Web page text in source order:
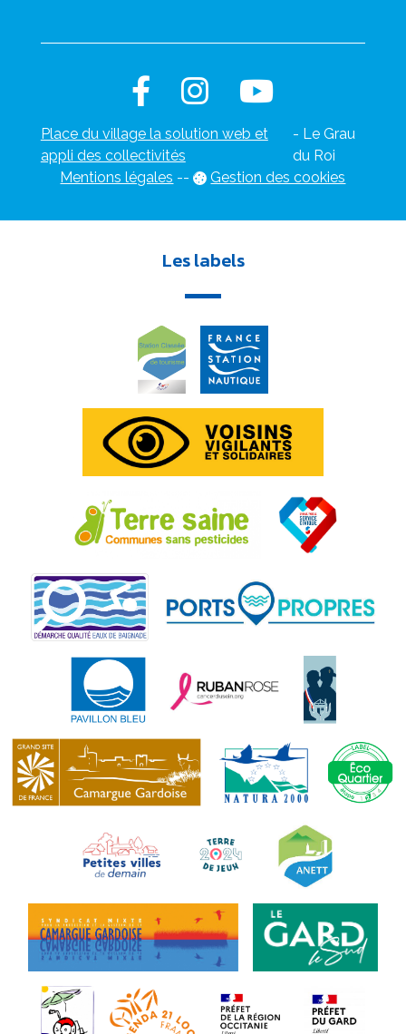
Place du village la solution web et
appli des collectivités
- Le Grau
du Roi
Mentions légales -- Gestion des cookies
Les labels